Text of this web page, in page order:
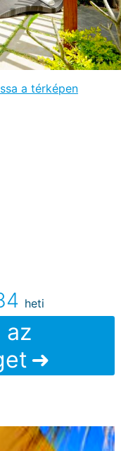
a térképen
heti
az